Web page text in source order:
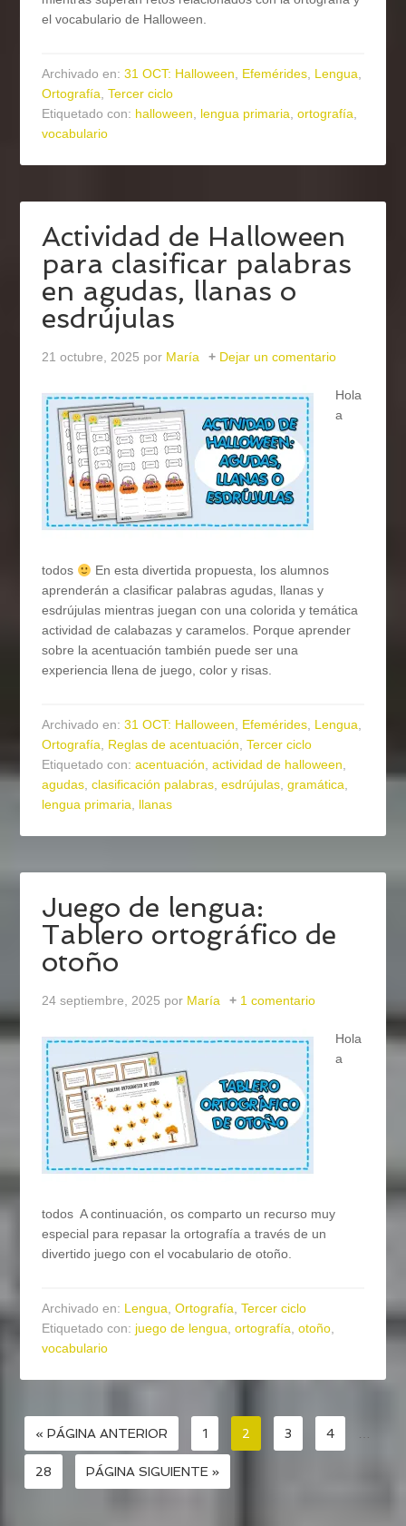
el vocabulario de Halloween.
Archivado en:31 OCT: Halloween, Efemérides, Lengua,
Ortografía,Tercer ciclo
Etiquetado con: halloween, lengua primaria,ortografía,
vocabulario
Actividad de Halloween
para clasificar palabras
en agudas, llanas o
esdrújulas
21 octubre, 2025 por María Dejar un comentario
Hola
a
todos
En esta divertida propuesta, los alumnos
aprenderán a clasificar palabras agudas, llanas y
esdrújulas mientras juegan con una colorida y temática
actividad de calabazas y caramelos. Porque aprender
sobre la acentuación también puede ser una
experiencia llena de juego, color y risas.
Archivado en:31 OCT: Halloween, Efemérides, Lengua,
Ortografía, Reglas de acentuación,Tercer ciclo
Etiquetado con:acentuación,actividad de halloween,
agudas,clasificación palabras,esdrújulas,gramática,
lengua primaria, llanas
Juego de lengua:
Tablero ortográfico de
otoño
24 septiembre, 2025 por María 1 comentario
Hola
a
todos A continuación, os comparto un recurso muy
especial para repasar la ortografía a través de un
divertido juego con el vocabulario de otoño.
Archivado en: Lengua,Ortografía,Tercer ciclo
Etiquetado con: juego de lengua,ortografía,otoño,
vocabulario
« PÁGINA ANTERIOR 1 2 3 4 …
28 PÁGINA SIGUIENTE »